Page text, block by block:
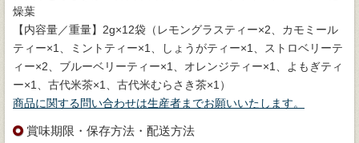
燥葉
【内容量／重量】2g×12袋（レモングラスティー×2、カモミール
ティー×1、ミントティー×1、しょうがティー×1、ストロベリーテ
ィー×2、ブルーベリーティー×1、オレンジティー×1、よもぎティ
ー×1、古代米茶×1、古代米むらさき茶×1）
商品に関する問い合わせは生産者までお願いいたします。
賞味期限・保存方法・配送方法